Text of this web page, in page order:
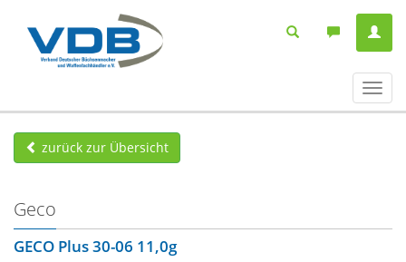
ein-/
zurück zur Übersicht
Geco
GECO Plus 30-06 11,0g